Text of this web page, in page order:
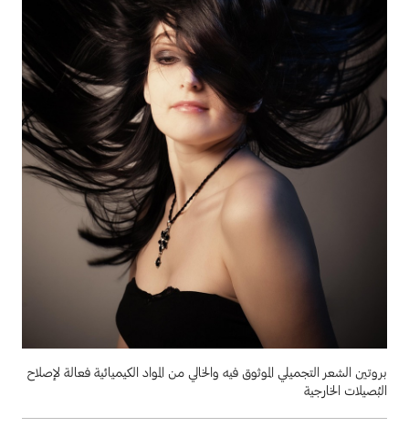
بروتين الشعر التجميلي الموثوق فيه والخالي من المواد الكيميائية فعالة لإصلاح
البُصيلات الخارجية